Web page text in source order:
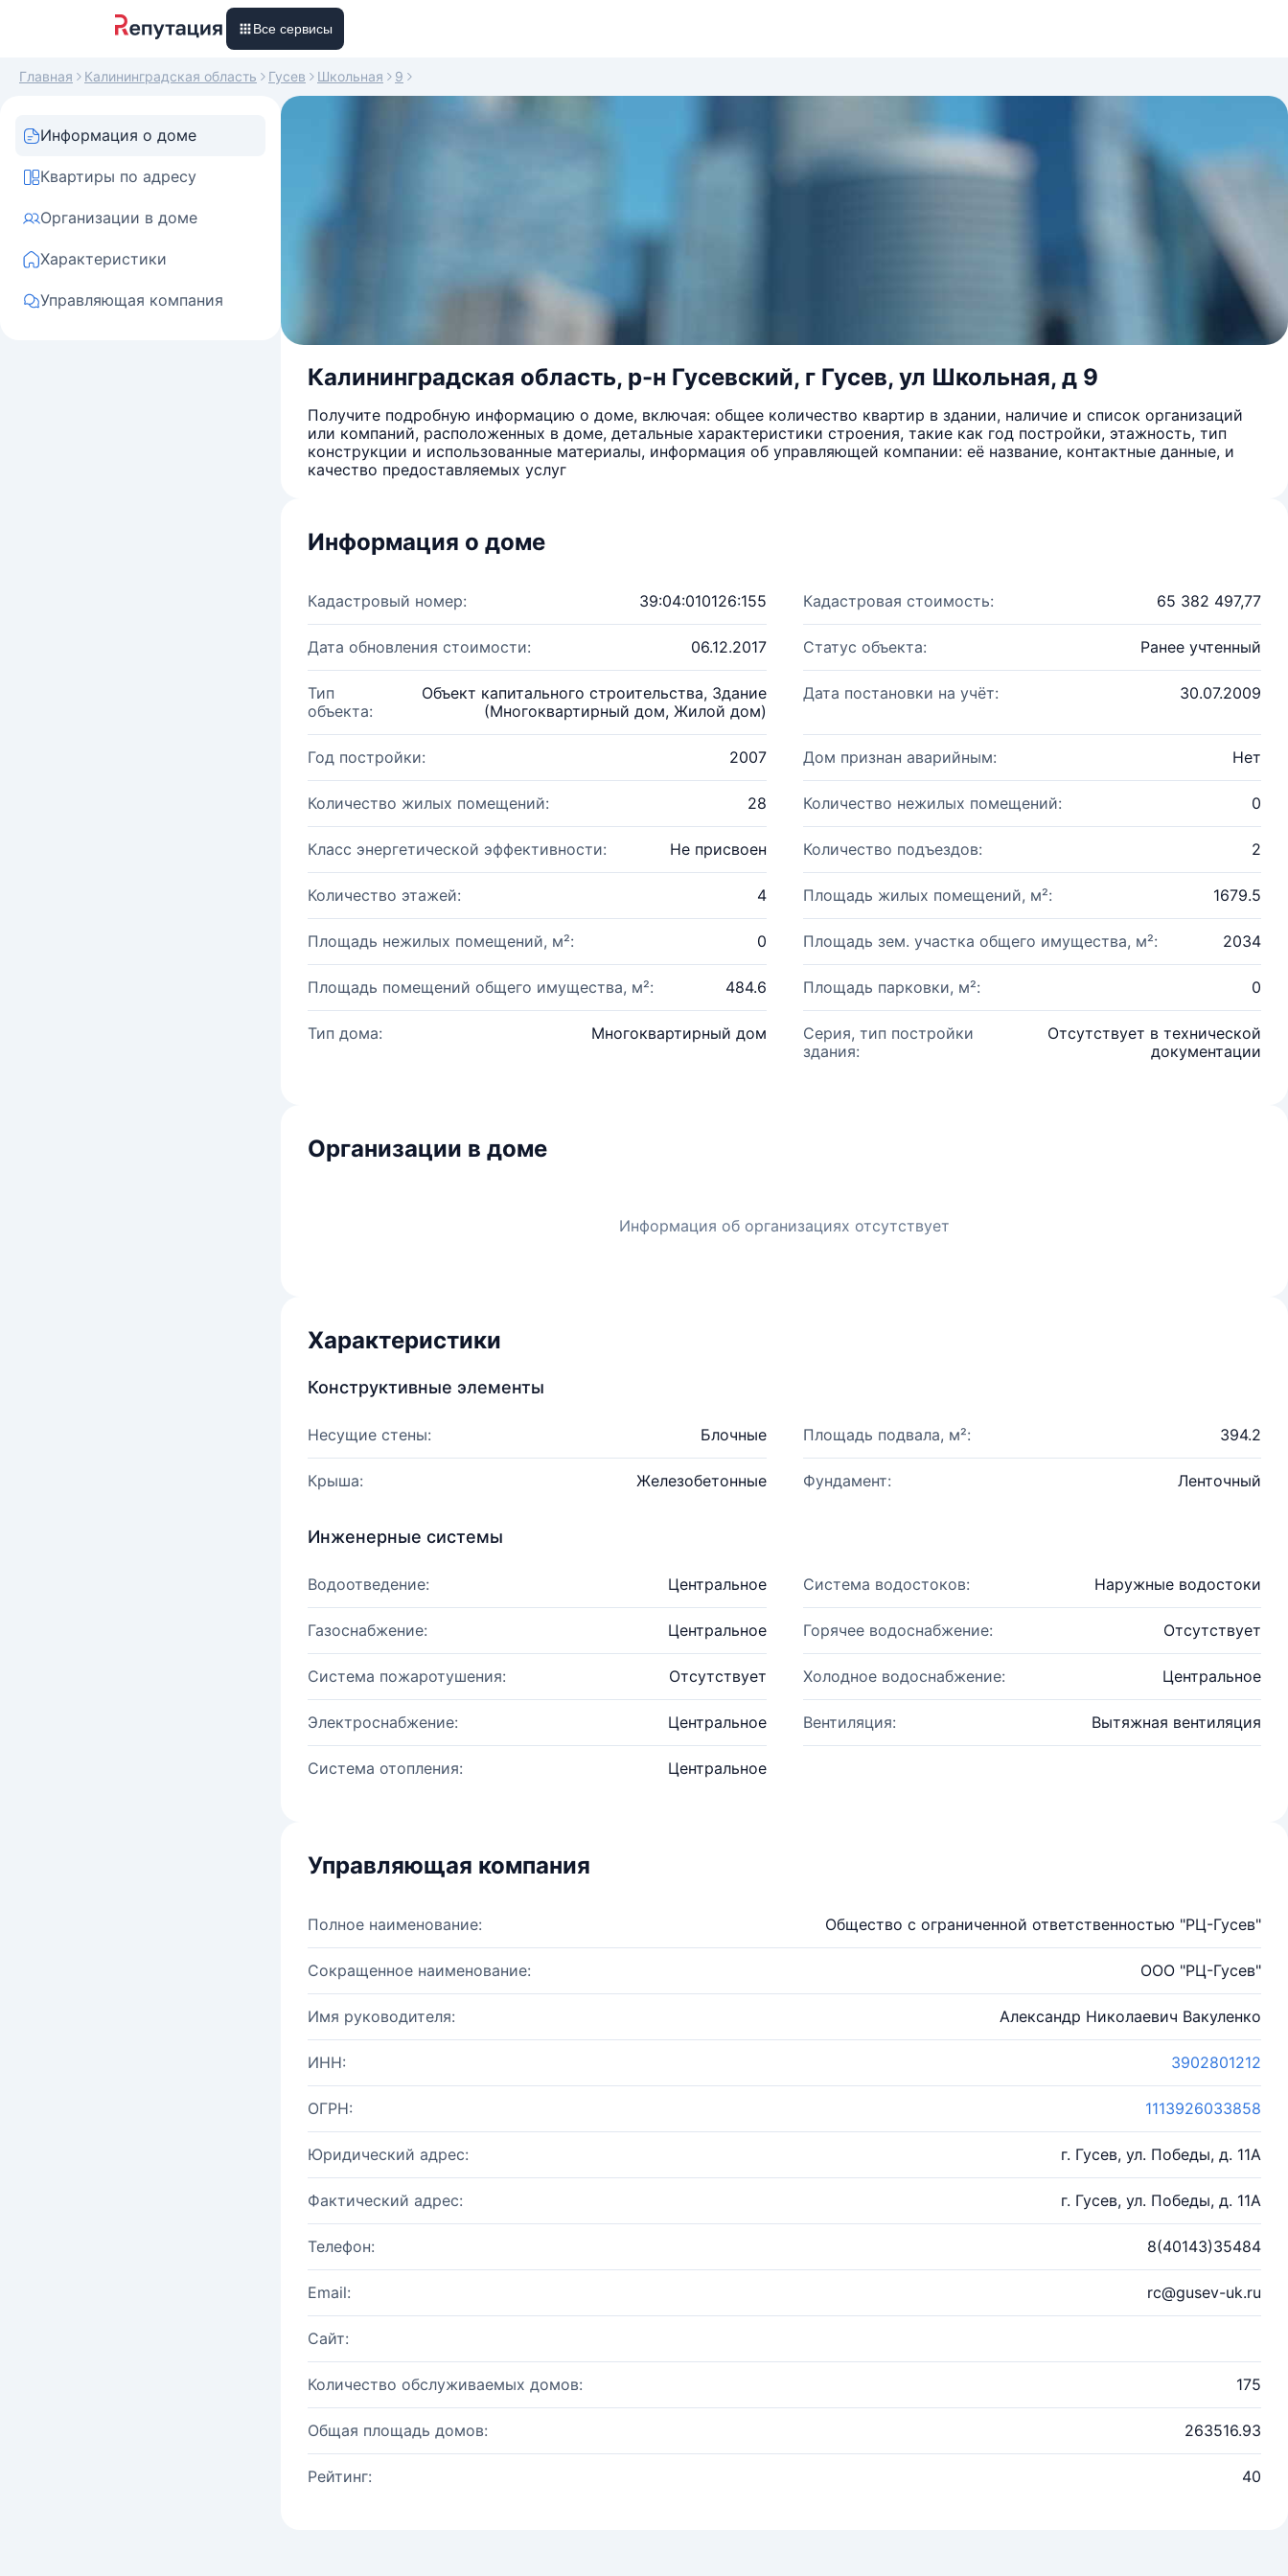
Все сервисы
Главная Калининградская область Гусев Школьная 9
Информация о доме
Квартиры по адресу
Организации в доме
Характеристики
Управляющая компания
Калининградская область, р-н Гусевский, г Гусев, ул Школьная, д 9
Получите подробную информацию о доме, включая: общее количество квартир в здании, наличие и список организаций
или компаний, расположенных в доме, детальные характеристики строения, такие как год постройки, этажность, тип
конструкции и использованные материалы, информация об управляющей компании: её название, контактные данные, и
качество предоставляемых услуг
Информация о доме
Кадастровый номер: 39:04:010126:155 Кадастровая стоимость: 65 382 497,77
Дата обновления стоимости: 06.12.2017 Статус объекта: Ранее учтенный
Тип
объекта:
Объект капитального строительства, Здание
(Многоквартирный дом, Жилой дом)
Дата постановки на учёт: 30.07.2009
Год постройки: 2007 Дом признан аварийным: Нет
Количество жилых помещений: 28 Количество нежилых помещений: 0
Класс энергетической эффективности: Не присвоен Количество подъездов: 2
Количество этажей: 4 Площадь жилых помещений, м²: 1679.5
Площадь нежилых помещений, м²: 0 Площадь зем. участка общего имущества, м²: 2034
Площадь помещений общего имущества, м²: 484.6 Площадь парковки, м²: 0
Тип дома: Многоквартирный дом
Серия, тип постройки
здания:
Отсутствует в технической
документации
Организации в доме
Информация об организациях отсутствует
Характеристики
Конструктивные элементы
Несущие стены: Блочные Площадь подвала, м²: 394.2
Крыша: Железобетонные Фундамент: Ленточный
Инженерные системы
Водоотведение: Центральное Система водостоков: Наружные водостоки
Газоснабжение: Центральное Горячее водоснабжение: Отсутствует
Система пожаротушения: Отсутствует Холодное водоснабжение: Центральное
Электроснабжение: Центральное Вентиляция: Вытяжная вентиляция
Система отопления: Центральное
Управляющая компания
Полное наименование: Общество с ограниченной ответственностью "РЦ-Гусев"
Сокращенное наименование: ООО "РЦ-Гусев"
Имя руководителя: Александр Николаевич Вакуленко
ИНН: 3902801212
ОГРН: 1113926033858
Юридический адрес: г. Гусев, ул. Победы, д. 11А
Фактический адрес: г. Гусев, ул. Победы, д. 11А
Телефон: 8(40143)35484
Email: rc@gusev-uk.ru
Сайт:
Количество обслуживаемых домов: 175
Общая площадь домов: 263516.93
Рейтинг: 40